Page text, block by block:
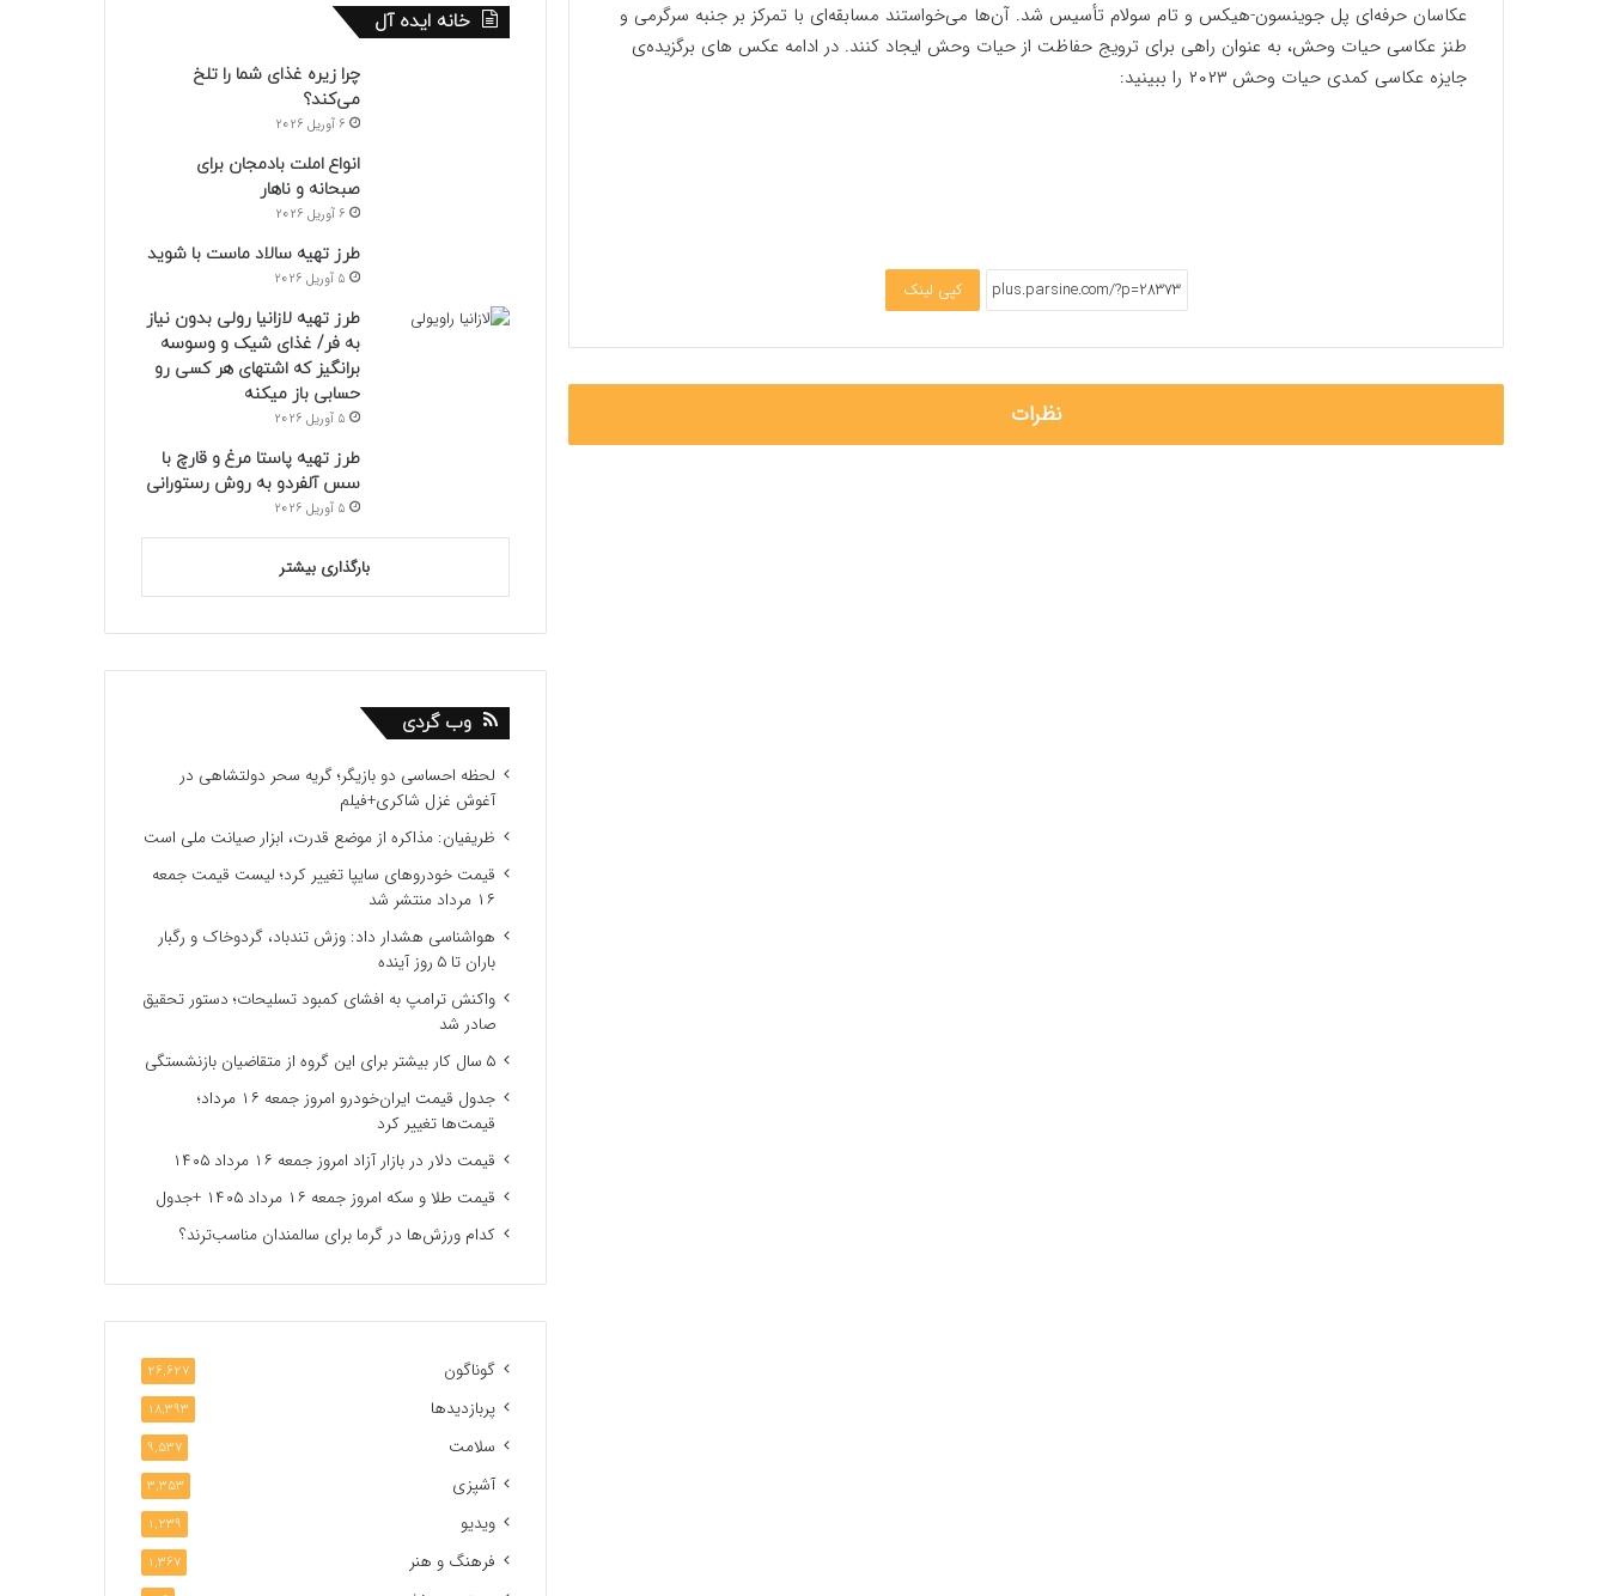
عکاسان حرفه‌ای پل جوینسون-هیکس و تام سولام تأسیس شد. آن‌ها می‌خواستند مسابقه‌ای با تمرکز بر جنبه سرگرمی و
طنز عکاسی حیات وحش، به عنوان راهی برای ترویج حفاظت از حیات وحش ایجاد کنند. در ادامه عکس های برگزیده‌‌ی
جایزه عکاسی کمدی حیات وحش ۲۰۲۳ را ببینید:
کپی لینک
نظرات
خانه ایده آل
چرا زیره غذای شما را تلخ
می‌کند؟
6 آوریل 2026
انواع املت بادمجان برای
صبحانه و ناهار
6 آوریل 2026
طرز تهیه سالاد ماست با شوید
5 آوریل 2026
طرز تهیه لازانیا رولی بدون نیاز
به فر/ غذای شیک و وسوسه
برانگیز که اشتهای هر کسی رو
حسابی باز میکنه
5 آوریل 2026
طرز تهیه پاستا مرغ و قارچ با
سس آلفردو به روش رستورانی
5 آوریل 2026
بارگذاری بیشتر
وب گردی
لحظه احساسی دو بازیگر؛ گریه سحر دولتشاهی در
آغوش غزل شاکری+فیلم
ظریفیان: مذاکره از موضع قدرت، ابزار صیانت ملی است
قیمت خودروهای سایپا تغییر کرد؛ لیست قیمت جمعه
۱۶ مرداد منتشر شد
هواشناسی هشدار داد: وزش تندباد، گردوخاک و رگبار
باران تا ۵ روز آینده
واکنش ترامپ به افشای کمبود تسلیحات؛ دستور تحقیق
صادر شد
۵ سال کار بیشتر برای این گروه از متقاضیان بازنشستگی
جدول قیمت ایران‌خودرو امروز جمعه ۱۶ مرداد؛
قیمت‌ها تغییر کرد
قیمت دلار در بازار آزاد امروز جمعه ۱۶ مرداد ۱۴۰۵
قیمت طلا و سکه امروز جمعه ۱۶ مرداد ۱۴۰۵ +جدول
کدام ورزش‌ها در گرما برای سالمندان مناسب‌ترند؟
گوناگون 26,627
پربازدیدها 18,393
سلامت 9,537
آشپزی 3,353
ویدیو 1,239
فرهنگ و هنر 1,367